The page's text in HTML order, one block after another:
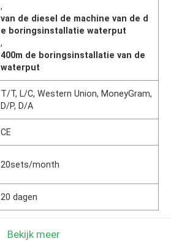
,
van de diesel de machine van de d
e boringsinstallatie waterput
,
400m de boringsinstallatie van de
waterput
T/T, L/C, Western Union, MoneyGram,
D/P, D/A
CE
20sets/month
20 dagen
Bekijk meer